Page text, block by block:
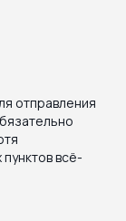
отправления
всё-